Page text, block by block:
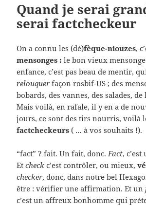
Quand je serai
serai factcheckeur
On a connu les (dé)fèque-niouzes,
mensonges : le bon vieux
enfance, c’est pas beau de mentir,
relouquer façon rosbif-US ; des
bobards, des vannes, des salades, de
Mais voilà, en rafale, il y en a de
jours, ce sont des tirs nourris, voilà
factcheckeurs ( … à vos souhaits !).
“fact” ? fait. Un fait, donc.Fact,
Etcheck c’est contrôler, ou mieux,
checker, donc, dans notre bel
être : vérifier une affirmation. Et un
c’est un affreux bonhomme qui